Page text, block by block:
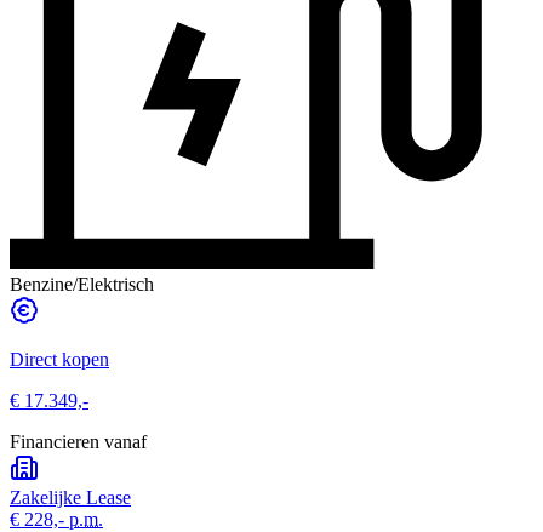
Benzine/Elektrisch
Direct kopen
€ 17.349,-
Financieren vanaf
Zakelijke Lease
€ 228,- p.m.